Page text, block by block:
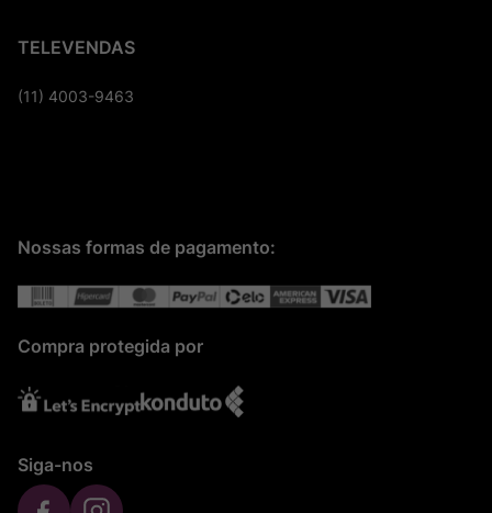
TELEVENDAS
(11) 4003-9463
Nossas formas de pagamento:
Compra protegida por
Siga-nos